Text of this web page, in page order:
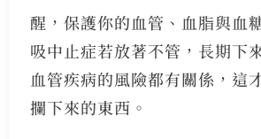
醒，保護你的血管、血脂與血
吸中止症若放著不管，長期下
血管疾病的風險都有關係，這
攔下來的東西。